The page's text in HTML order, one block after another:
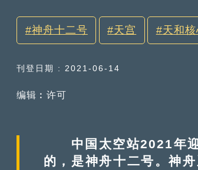
神舟十二号 天宫 天和
刊登日期 : 2021-06-14
编辑︰许可
中国太空站2021年迎
的，是神舟十二号。神